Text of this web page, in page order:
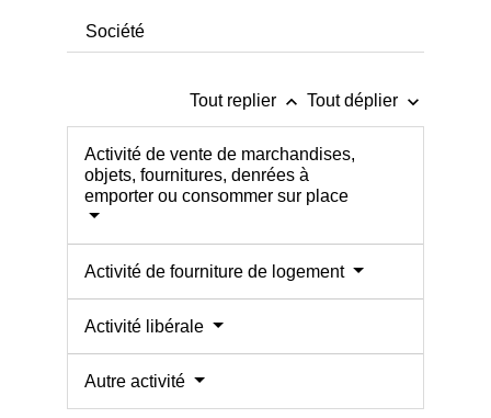
Société
Tout replier keyboard_arrow_up Tout déplier keyboard_arrow_down
Activité de vente de marchandises,
objets, fournitures, denrées à
emporter ou consommer sur place
Activité de fourniture de logement
Activité libérale
Autre activité